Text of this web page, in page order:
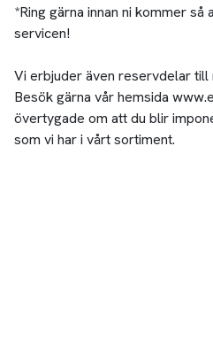
*Ring gärna innan ni kommer
servicen!
Vi erbjuder även reservdelar till
Besök gärna vår hemsida
övertygade om att du blir
som vi har i vårt sortiment.